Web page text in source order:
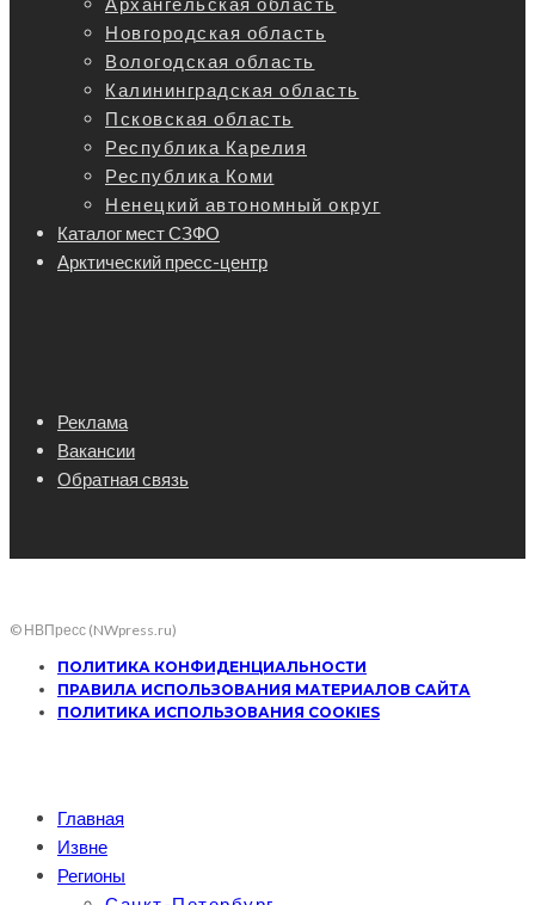
Новгородская область
Вологодская область
Калининградская область
Псковская область
Республика Карелия
Республика Коми
Ненецкий автономный округ
Каталог мест СЗФО
Арктический пресс-центр
Реклама
Вакансии
Обратная связь
© НВПресс (NWpress.ru)
ПОЛИТИКА КОНФИДЕНЦИАЛЬНОСТИ
ПРАВИЛА ИСПОЛЬЗОВАНИЯ МАТЕРИАЛОВ САЙТА
ПОЛИТИКА ИСПОЛЬЗОВАНИЯ COOKIES
Главная
Извне
Регионы